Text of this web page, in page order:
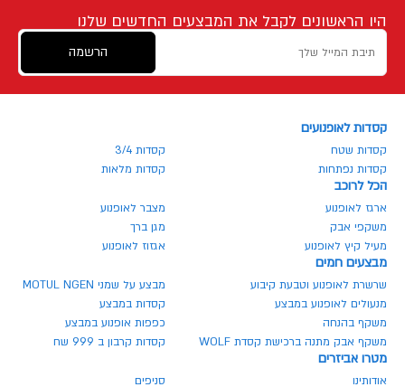
היו הראשונים לקבל את המבצעים החדשים שלנו
הרשמה
קסדות לאופנועים
קסדות שטח
קסדות 3/4
קסדות נפתחות
קסדות מלאות
הכל לרוכב
ארגז לאופנוע
מצבר לאופנוע
משקפי אבק
מגן ברך
מעיל קיץ לאופנוע
אגזוז לאופנוע
מבצעים חמים
שרשרת לאופנוע וטבעת קיבוע
מבצע על שמני MOTUL NGEN
מנעולים לאופנוע במבצע
קסדות במבצע
משקף בהנחה
כפפות אופנוע במבצע
משקף אבק מתנה ברכישת קסדת WOLF
קסדות קרבון ב 999 שח
מטרו אביזרים
אודותינו סניפים